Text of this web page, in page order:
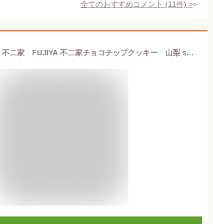
全てのおすすめコメント (11件) >
山梨県限定 不二家 FUJIYA 不二家チョコチップクッキー 山梨 sweets カントリーマアム COUNTRY MA'AM 桔梗信玄餅 クッキー 16枚